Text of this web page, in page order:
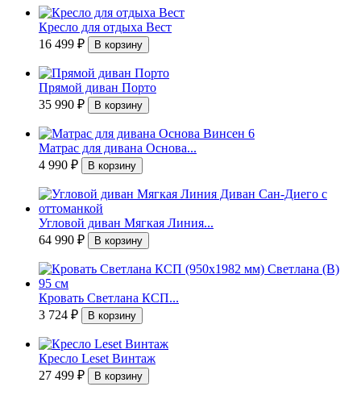
Кресло для отдыха Вест
16 499 ₽
Прямой диван Порто
35 990 ₽
Матрас для дивана Основа...
4 990 ₽
Угловой диван Мягкая Линия...
64 990 ₽
Кровать Светлана КСП...
3 724 ₽
Кресло Leset Винтаж
27 499 ₽